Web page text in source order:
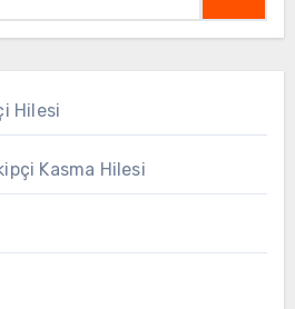
Hilesi
Kasma Hilesi